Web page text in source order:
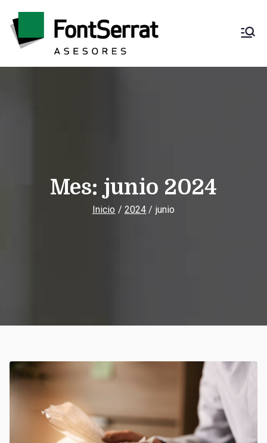
contenido
Font Serrat
Asesores
Mes: junio 2024
Inicio 2024 junio